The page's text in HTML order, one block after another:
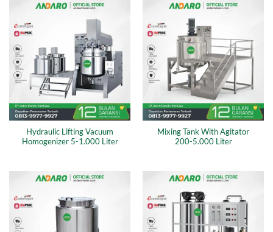
Hydraulic Lifting Vacuum
Homogenizer 5-1.000 Liter
Mixing Tank With Agitator
200-5.000 Liter